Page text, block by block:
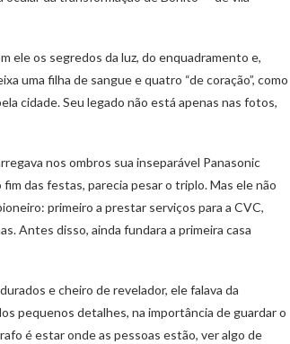
ele os segredos da luz, do enquadramento e,
uma filha de sangue e quatro “de coração”, como
cidade. Seu legado não está apenas nas fotos,
nos ombros sua inseparável Panasonic
das festas, parecia pesar o triplo. Mas ele não
primeiro a prestar serviços para a CVC,
Antes disso, ainda fundara a primeira casa
e cheiro de revelador, ele falava da
pequenos detalhes, na importância de guardar o
é estar onde as pessoas estão, ver algo de